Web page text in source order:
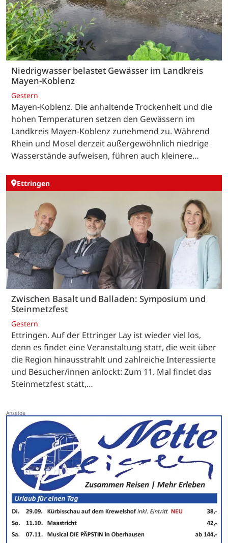
Niedrigwasser belastet Gewässer im Landkreis
Mayen-Koblenz
Gestern
Mayen-Koblenz. Die anhaltende Trockenheit und die
hohen Temperaturen setzen den Gewässern im
Landkreis Mayen-Koblenz zunehmend zu. Während
Rhein und Mosel derzeit außergewöhnlich niedrige
Wasserstände aufweisen, führen auch kleinere…
Ettringen
Zwischen Basalt und Balladen: Symposium und
Steinmetzfest
Gestern
Ettringen. Auf der Ettringer Lay ist wieder viel los,
denn es findet eine Veranstaltung statt, die weit über
die Region hinausstrahlt und zahlreiche Interessierte
und Besucher/innen anlockt: Zum 11. Mal findet das
Steinmetzfest statt,…